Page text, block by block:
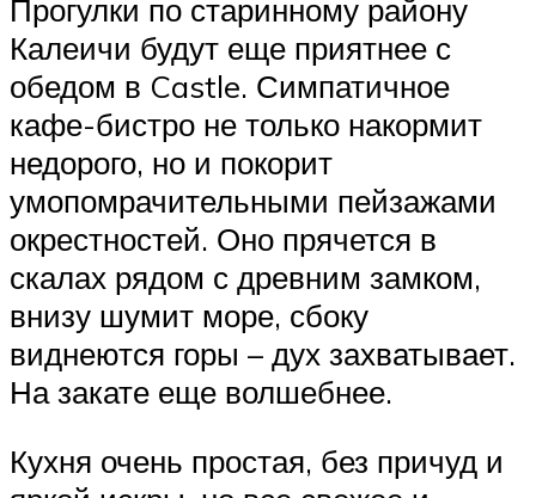
Прогулки по старинному району
Калеичи будут еще приятнее с
обедом в Castle. Симпатичное
кафе-бистро не только накормит
недорого, но и покорит
умопомрачительными пейзажами
окрестностей. Оно прячется в
скалах рядом с древним замком,
внизу шумит море, сбоку
виднеются горы – дух захватывает.
На закате еще волшебнее.
Кухня очень простая, без причуд и